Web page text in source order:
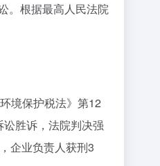
。根据最高人民法院
境保护税法》第12
胜诉，法院判决强
企业负责人获刑3